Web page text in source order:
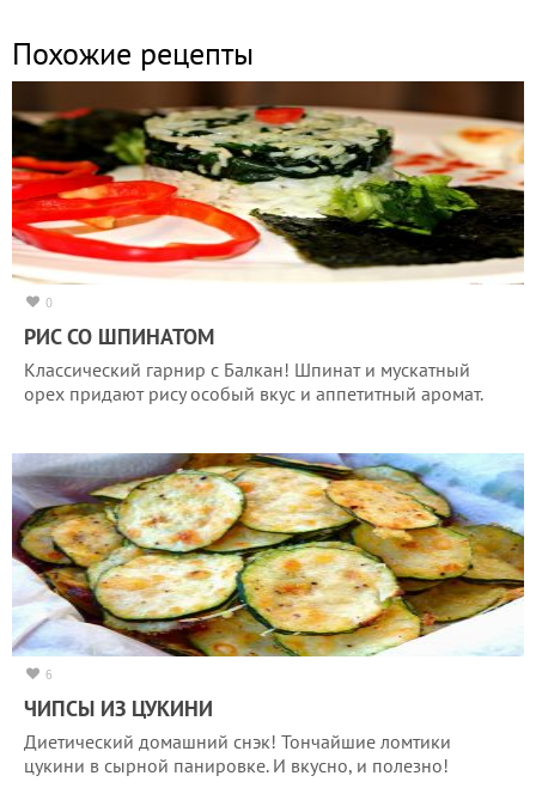
Похожие рецепты
0
РИС СО ШПИНАТОМ
Классический гарнир с Балкан! Шпинат и мускатный
орех придают рису особый вкус и аппетитный аромат.
6
ЧИПСЫ ИЗ ЦУКИНИ
Диетический домашний снэк! Тончайшие ломтики
цукини в сырной панировке. И вкусно, и полезно!